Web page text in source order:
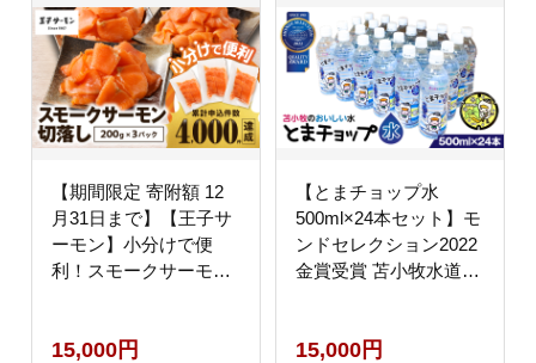
【期間限定 寄附額 12
月31日まで】【王子サ
ーモン】小分けで便
利！スモークサーモン
004-cp
15,000円
【とまチョップ水
500ml×24本セット】モ
ンドセレクション2022
金賞受賞 苫小牧水道
15,000円